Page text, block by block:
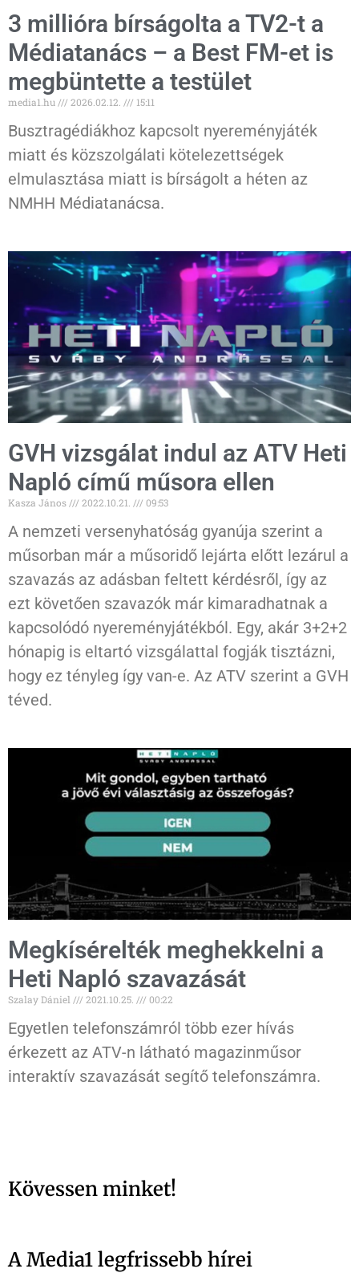
3 millióra bírságolta a TV2-t a
Médiatanács – a Best FM-et is
megbüntette a testület
media1.hu 2026.02.12. 15:11
Busztragédiákhoz kapcsolt nyereményjáték
miatt és közszolgálati kötelezettségek
elmulasztása miatt is bírságolt a héten az
NMHH Médiatanácsa.
GVH vizsgálat indul az ATV Heti
Napló című műsora ellen
Kasza János 2022.10.21. 09:53
A nemzeti versenyhatóság gyanúja szerint a
műsorban már a műsoridő lejárta előtt lezárul a
szavazás az adásban feltett kérdésről, így az
ezt követően szavazók már kimaradhatnak a
kapcsolódó nyereményjátékból. Egy, akár 3+2+2
hónapig is eltartó vizsgálattal fogják tisztázni,
hogy ez tényleg így van-e. Az ATV szerint a GVH
téved.
Megkísérelték meghekkelni a
Heti Napló szavazását
Szalay Dániel 2021.10.25. 00:22
Egyetlen telefonszámról több ezer hívás
érkezett az ATV-n látható magazinműsor
interaktív szavazását segítő telefonszámra.
Kövessen minket!
A Media1 legfrissebb hírei